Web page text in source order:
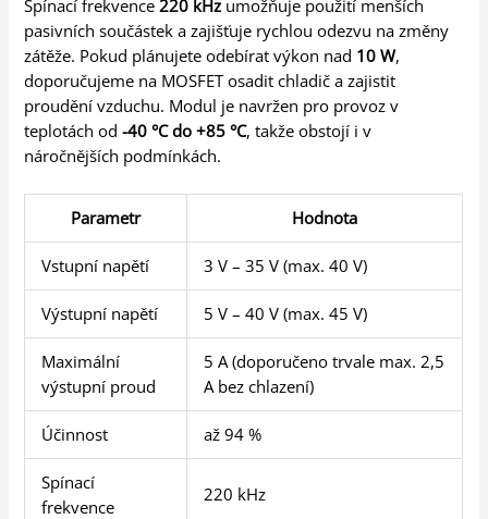
Spínací frekvence220 kHz umožňuje použití menších
pasivních součástek a zajišťuje rychlou odezvu na změny
zátěže. Pokud plánujete odebírat výkon nad 10 W,
doporučujeme na MOSFET osadit chladič a zajistit
proudění vzduchu. Modul je navržen pro provoz v
teplotách od-40 °C do +85 °C, takže obstojí i v
náročnějších podmínkách.
Parametr Hodnota
Vstupní napětí 3 V – 35 V (max. 40 V)
Výstupní napětí 5 V – 40 V (max. 45 V)
Maximální
výstupní proud
5 A (doporučeno trvale max. 2,5
A bez chlazení)
Účinnost až 94 %
Spínací
frekvence
220 kHz